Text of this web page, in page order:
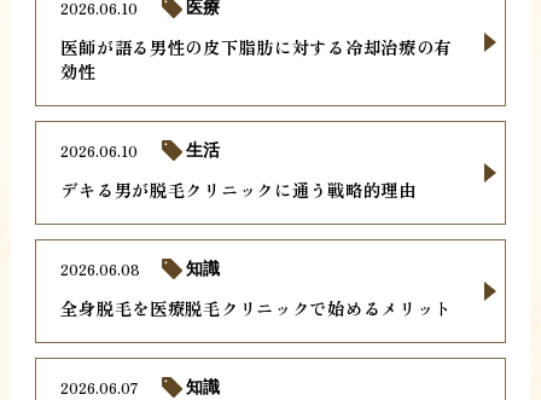
医師が語る男性の皮下脂肪に対する冷却治療の有
効性
2026.06.10 医療
デキる男が脱毛クリニックに通う戦略的理由
2026.06.10 生活
全身脱毛を医療脱毛クリニックで始めるメリット
2026.06.08 知識
2026.06.07 知識